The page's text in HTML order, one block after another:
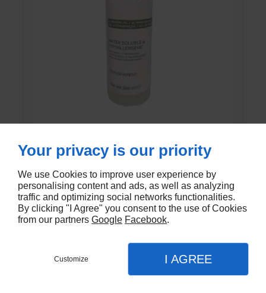
GEL DE CONTACT UNI’GEL
€1,35
Your privacy is our priority
We use Cookies to improve user experience by
personalising content and ads, as well as analyzing
traffic and optimizing social networks functionalities.
By clicking "I Agree" you consent to the use of Cookies
from our partners Google Facebook.
Customize I AGREE